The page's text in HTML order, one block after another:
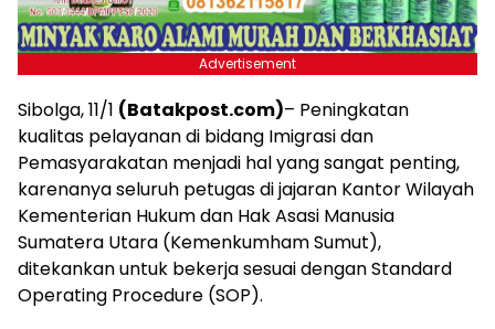
Advertisement
Sibolga, 11/1 (Batakpost.com)– Peningkatan
kualitas pelayanan di bidang Imigrasi dan
Pemasyarakatan menjadi hal yang sangat penting,
karenanya seluruh petugas di jajaran Kantor Wilayah
Kementerian Hukum dan Hak Asasi Manusia
Sumatera Utara (Kemenkumham Sumut),
ditekankan untuk bekerja sesuai dengan Standard
Operating Procedure (SOP).